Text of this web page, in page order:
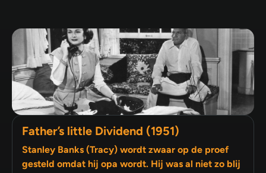
Father’s little Dividend (1951)
Stanley Banks (Tracy) wordt zwaar op de proef
gesteld omdat hij opa wordt. Hij was al niet zo blij